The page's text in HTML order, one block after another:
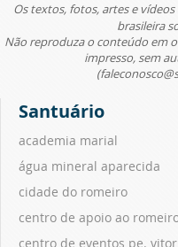
Os textos, fotos, artes e
brasileira
Não reproduza o conteúdo em
impresso, sem
Santuário
academia marial
água mineral aparecida
cidade do romeiro
centro de apoio ao
centro de eventos pe. vitor